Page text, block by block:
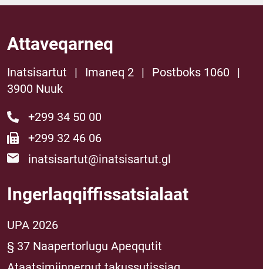
Attaveqarneq
Inatsisartut | Imaneq 2 | Postboks 1060
|
3900 Nuuk
+299 34 50 00
+299 32 46 06
inatsisartut@inatsisartut.gl
Ingerlaqqiffissatsialaat
UPA 2026
§ 37 Naapertorlugu Apeqqutit